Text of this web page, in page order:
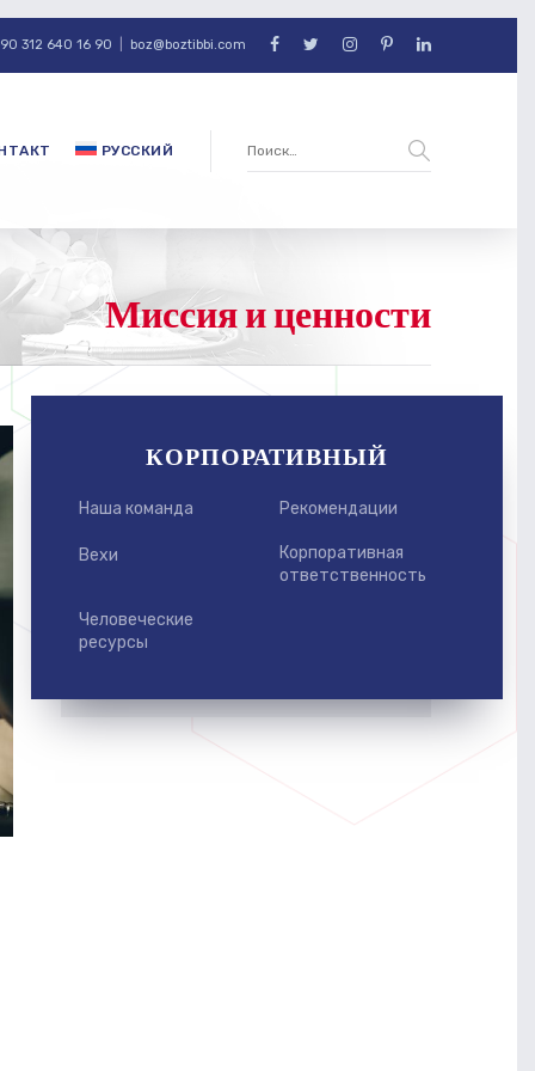
312 640 16 90 boz@boztibbi.com
РУССКИЙ
Миссия и ценности
КОРПОРАТИВНЫЙ
Наша команда Рекомендации
Вехи
Корпоративная
ответственность
Человеческие
ресурсы